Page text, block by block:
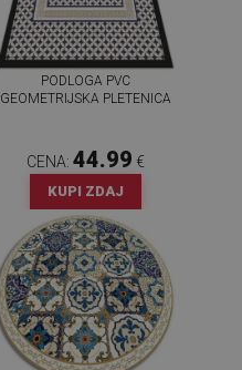
PODLOGA PVC
GEOMETRIJSKA PLETENICA
CENA: 44.99 €
KUPI ZDAJ